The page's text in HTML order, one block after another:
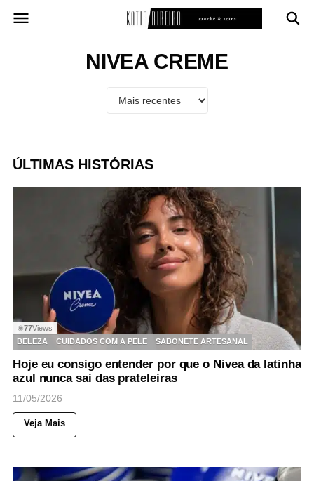
para
NIVEA CREME
ÚLTIMAS HISTÓRIAS
◉77Views
BELEZA
CUIDADOS COM A PELE SABONETE ARTESANAL
Hoje eu consigo entender por que o Nivea da latinha
azul nunca sai das prateleiras
11/05/2026
Veja Mais